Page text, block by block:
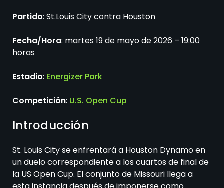
Partido: St.Louis City contra Houston
Fecha/Hora: martes 19 de mayo de 2026 – 19:00
horas
Estadio: Energizer Park
Competición: U.S. Open Cup
Introducción
St. Louis City se enfrentará a Houston Dynamo en
un duelo correspondiente a los cuartos de final de
la US Open Cup. El conjunto de Missouri llega a